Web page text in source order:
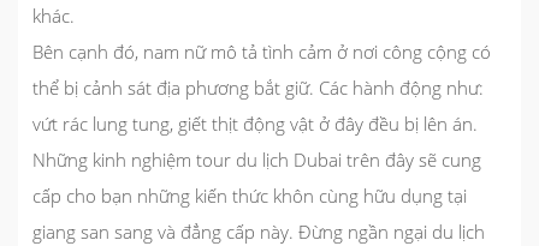
khác.
Bên cạnh đó, nam nữ mô tả tình cảm ở nơi công cộng có
thể bị cảnh sát địa phương bắt giữ. Các hành động như:
vứt rác lung tung, giết thịt động vật ở đây đều bị lên án.
Những kinh nghiệm tour du lịch Dubai trên đây sẽ cung
cấp cho bạn những kiến thức khôn cùng hữu dụng tại
giang san sang và đẳng cấp này. Đừng ngần ngại du lịch